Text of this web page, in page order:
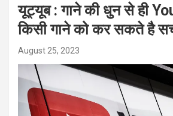
यूट्यूब : गाने की धुन से ही
किसी गाने को कर सकते है
August 25, 2023